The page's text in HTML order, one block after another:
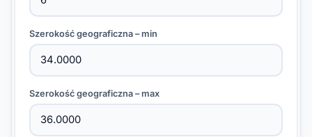
Szerokość geograficzna – min
Szerokość geograficzna – max